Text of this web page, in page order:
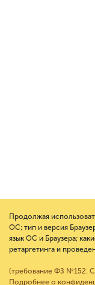
Продолжая
ОС; тип и версия
язык ОС и Браузера;
ретаргетинга и
(требование ФЗ №152.
Подробнее о